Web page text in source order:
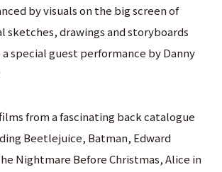
by visuals on the big screen of
sketches, drawings and storyboards
special guest performance by Danny
from a fascinating back catalogue
Beetlejuice, Batman, Edward
Nightmare Before Christmas, Alice in